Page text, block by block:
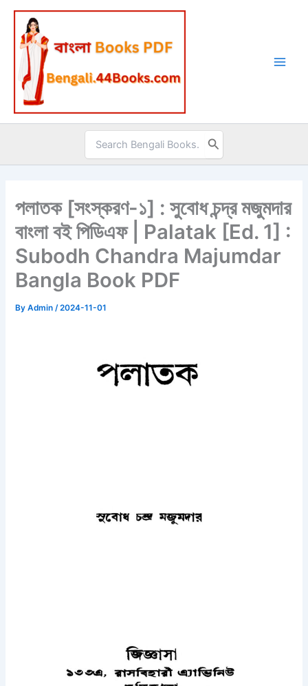
Skip
content
Search
for:
পলাতক [সংস্করণ-১] : সুবোধ চন্দ্র মজুমদার
বাংলা বই পিডিএফ | Palatak [Ed. 1] :
Subodh Chandra Majumdar
Bangla Book PDF
ByAdmin/2024-11-01